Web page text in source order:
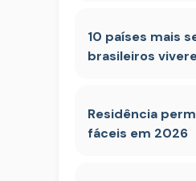
10 países mais
brasileiros
Residência
fáceis em 2026